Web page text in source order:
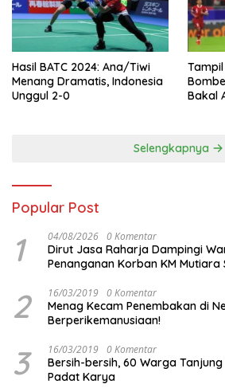
Hasil BATC 2024: Ana/Tiwi
Menang Dramatis, Indonesia
Unggul 2-0
Bakal
Selengkapnya
Popular Post
1 04/08/2026 0 Komentar
Dirut Jasa Raharja Dampingi
Penanganan Korban KM Mutiara
2 16/03/2019 0 Komentar
Menag Kecam Penembakan di
Berperikemanusiaan!
3 16/03/2019 0 Komentar
Bersih-bersih, 60 Warga
Padat Karya